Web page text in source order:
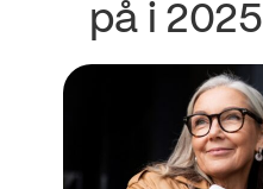
på i 2025